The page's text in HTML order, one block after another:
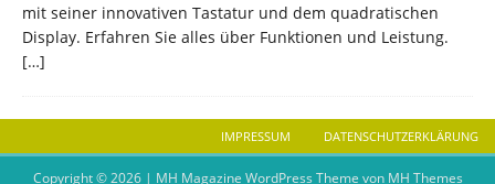
mit seiner innovativen Tastatur und dem quadratischen
Display. Erfahren Sie alles über Funktionen und Leistung.
[…]
IMPRESSUM DATENSCHUTZERKLÄRUNG
Copyright © 2026 | MH Magazine WordPress Theme von MH Themes